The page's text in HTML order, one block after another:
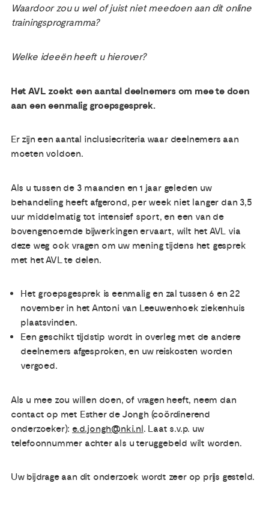
Waardoor zou u wel of juist niet meedoen aan dit online
trainingsprogramma?
Welke ideeën heeft u hierover?
Het AVL zoekt een aantal deelnemers om mee te doen
aan een eenmalig groepsgesprek.
Er zijn een aantal inclusiecriteria waar deelnemers aan
moeten voldoen.
Als u tussen de 3 maanden en 1 jaar geleden uw
behandeling heeft afgerond, per week niet langer dan 3,5
uur middelmatig tot intensief sport, en een van de
bovengenoemde bijwerkingen ervaart, wilt het AVL via
deze weg ook vragen om uw mening tijdens het gesprek
met het AVL te delen.
Het groepsgesprek is eenmalig en zal tussen 6 en 22
november in het Antoni van Leeuwenhoek ziekenhuis
plaatsvinden.
Een geschikt tijdstip wordt in overleg met de andere
deelnemers afgesproken, en uw reiskosten worden
vergoed.
Als u mee zou willen doen, of vragen heeft, neem dan
contact op met Esther de Jongh (coördinerend
onderzoeker): e.d.jongh@nki.nl. Laat s.v.p. uw
telefoonnummer achter als u teruggebeld wilt worden.
Uw bijdrage aan dit onderzoek wordt zeer op prijs gesteld.